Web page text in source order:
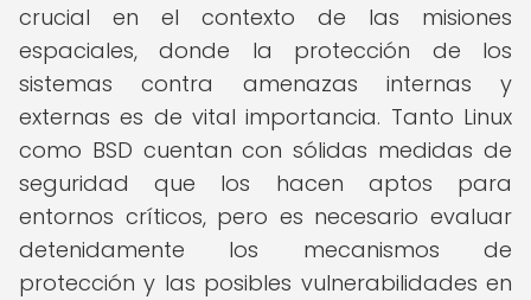
crucial en el contexto de las misiones
espaciales, donde la protección de los
sistemas contra amenazas internas y
externas es de vital importancia. Tanto Linux
como BSD cuentan con sólidas medidas de
seguridad que los hacen aptos para
entornos críticos, pero es necesario evaluar
detenidamente los mecanismos de
protección y las posibles vulnerabilidades en